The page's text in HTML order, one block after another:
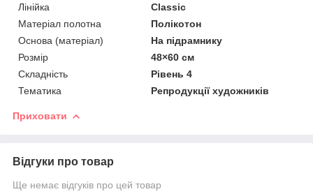
Лінійка
Classic
Матеріал полотна
Полікотон
Основа (матеріал)
На підрамнику
Розмір
48×60 см
Складність
Рівень 4
Тематика
Репродукції художників
Приховати
Відгуки про товар
Ще немає відгуків про цей товар